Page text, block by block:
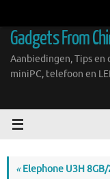
inhoud
Gadgets From
Aanbiedingen, Tips en
miniPC, telefoon en
«Elephone U3H